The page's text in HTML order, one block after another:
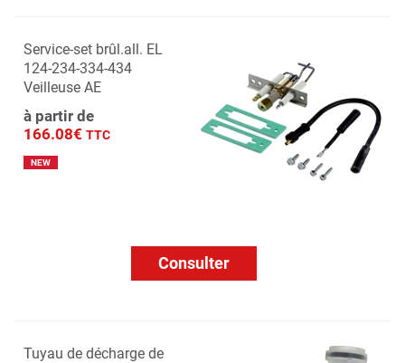
Service-set brûl.all. EL
124-234-334-434
Veilleuse AE
à partir de
166.08€ TTC
NEW
Consulter
Tuyau de décharge de